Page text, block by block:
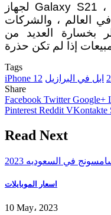
لجهاز Galaxy S21 ، على سبيل المثال. البرازيل هي
العالم ، والشركات
بخسارة العديد من
Tags
iPhone 12 ابل في البرازيل
Share
Facebook Twitter Google+
Pinterest Reddit VKontakte
Read Next
في السعوديه 2023
اسعار الموبايلات
10 May، 2023